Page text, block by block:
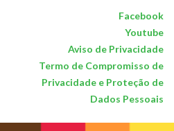
Facebook
Youtube
Aviso de Privacidade
Termo de Compromisso de
Privacidade e Proteção de
Dados Pessoais